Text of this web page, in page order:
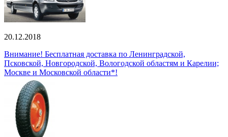
20.12.2018
Внимание! Бесплатная доставка по Ленинградской,
Псковской, Новгородской, Вологодской областям и Карелии;
Москве и Московской области*!